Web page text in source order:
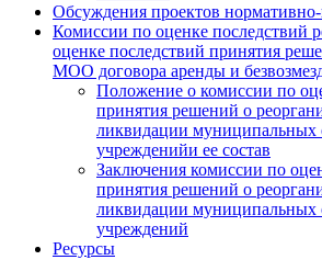
Обсуждения проектов
Комиссии по оценке последствий
оценке последствий принятия
МОО договора аренды и
Положение о комиссии по
принятия решений о
ликвидации муниципальных
учрежденийи ее состав
Заключения комиссии по
принятия решений о
ликвидации муниципальных
учреждений
Ресурсы